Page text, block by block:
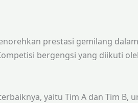
prestasi gemilang
bergengsi yang diikuti
yaitu Tim A dan Tim